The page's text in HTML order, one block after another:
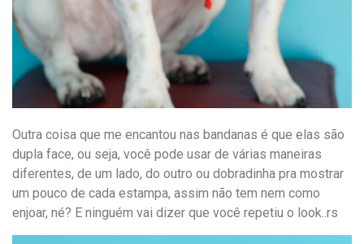
Outra coisa que me encantou nas bandanas é que elas são
dupla face, ou seja, você pode usar de várias maneiras
diferentes, de um lado, do outro ou dobradinha pra mostrar
um pouco de cada estampa, assim não tem nem como
enjoar, né? E ninguém vai dizer que você repetiu o look..rs